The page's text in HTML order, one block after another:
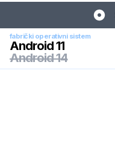
fabrički operativni sistem
Android 11
Android 14